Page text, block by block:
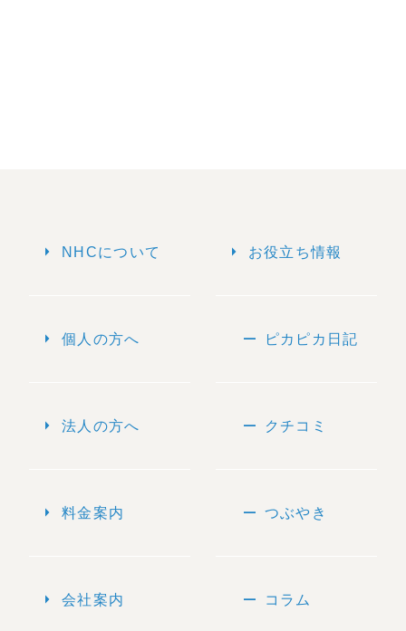
arrow_right NHCについて
arrow_right 個人の方へ
arrow_right 法人の方へ
arrow_right 料金案内
arrow_right 会社案内
arrow_right お役立ち情報
remove ピカピカ日記
remove クチコミ
remove つぶやき
remove コラム